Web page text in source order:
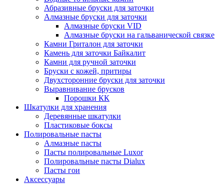
Абразивные бруски для заточки
Алмазные бруски для заточки
Алмазные бруски VID
Алмазные бруски на гальванической связке
Камни Гриталон для заточки
Камень для заточки Байкалит
Камни для ручной заточки
Бруски с кожей, притиры
Двухсторонние бруски для заточки
Выравнивание брусков
Порошки КК
Шкатулки для хранения
Деревянные шкатулки
Пластиковые боксы
Полировальные пасты
Алмазные пасты
Пасты полировальные Luxor
Полировальные пасты Dialux
Пасты гои
Аксессуары